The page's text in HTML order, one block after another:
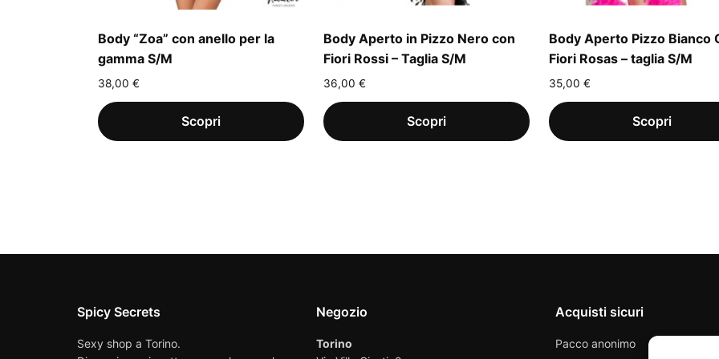
Body “Zoa” con anello per la
gamma S/M
38,00 €
Body Aperto in Pizzo Nero con
Fiori Rossi – Taglia S/M
36,00 €
Body Aperto Pizzo Bianco
Fiori Rosas – taglia S/M
35,00 €
Spicy Secrets
Sexy shop a Torino.
Negozio
Torino
Acquisti sicuri
Pacco anonimo